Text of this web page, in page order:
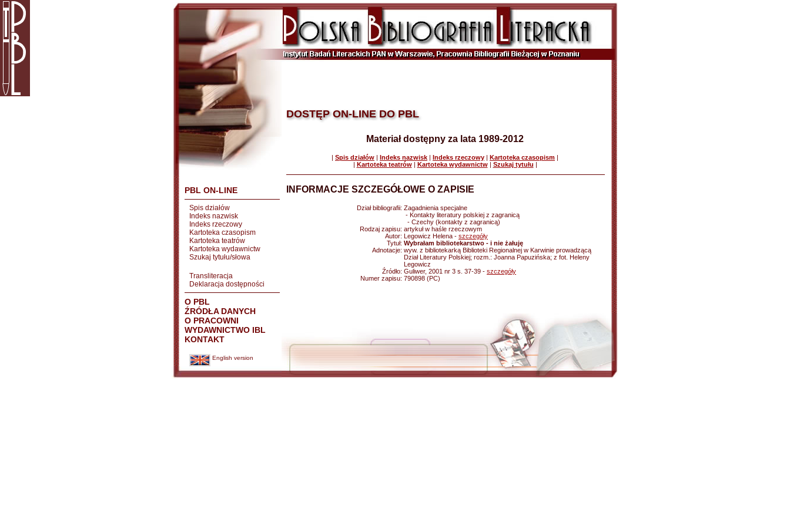
PBL ON-LINE
Spis działów
Indeks nazwisk
Indeks rzeczowy
Kartoteka czasopism
Kartoteka teatrów
Kartoteka wydawnictw
Szukaj tytułu/słowa
Transliteracja
Deklaracja dostępności
O PBL
ŹRÓDŁA DANYCH
O PRACOWNI
WYDAWNICTWO IBL
KONTAKT
English version
DOSTĘP ON-LINE DO PBL
Materiał dostępny za lata 1989-2012
| Spis działów | Indeks nazwisk | Indeks rzeczowy | Kartoteka czasopism |
| Kartoteka teatrów| Kartoteka wydawnictw| Szukaj tytułu |
INFORMACJE SZCZEGÓŁOWE O ZAPISIE
Dział bibliografii: Zagadnienia specjalne
- Kontakty literatury polskiej z zagranicą
- Czechy (kontakty z zagranicą)
Rodzaj zapisu: artykuł w haśle rzeczowym
Autor: Legowicz Helena - szczegóły
Tytuł: Wybrałam bibliotekarstwo - i nie żałuję
Adnotacje: wyw. z bibliotekarką Biblioteki Regionalnej w Karwinie prowadzącą
Dział Literatury Polskiej; rozm.: Joanna Papuzińska; z fot. Heleny
Legowicz
Źródło: Guliwer, 2001 nr 3 s. 37-39 - szczegóły
Numer zapisu: 790898 (PC)